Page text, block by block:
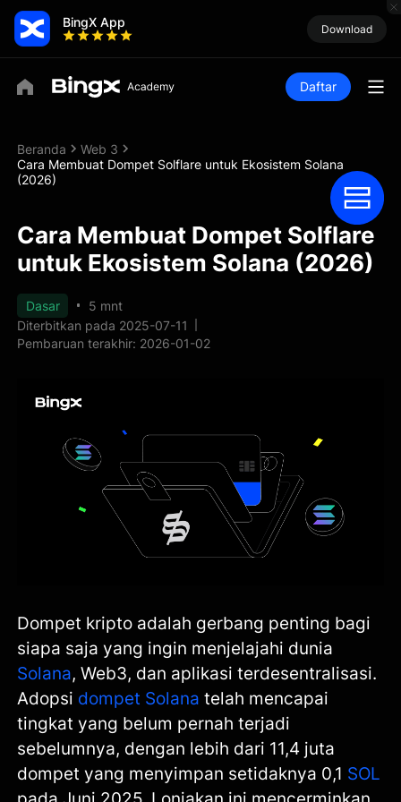
BingX App Download
Daftar
Beranda
Web 3
Cara Membuat Dompet Solflare untuk Ekosistem Solana
(2026)
Cara Membuat Dompet Solflare
untuk Ekosistem Solana (2026)
Dasar
5 mnt
Diterbitkan pada 2025-07-11
Pembaruan terakhir: 2026-01-02
Dompet kripto adalah gerbang penting bagi
siapa saja yang ingin menjelajahi dunia
Solana, Web3, dan aplikasi terdesentralisasi.
Adopsi dompet Solana telah mencapai
tingkat yang belum pernah terjadi
sebelumnya, dengan lebih dari 11,4 juta
dompet yang menyimpan setidaknya 0,1 SOL